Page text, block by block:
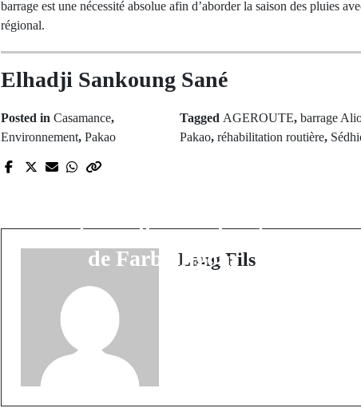
barrage est une nécessité absolue afin d’aborder la saison des pluies
régional.
Elhadji Sankoung Sané
Posted in Casamance,
Environnement, Pakao
Tagged AGEROUTE, barrage
Pakao, réhabilitation routière,
Ferveur populaire au Fouta
exceptionnelle pour le retour
de Farba Ngom
Lang Fils